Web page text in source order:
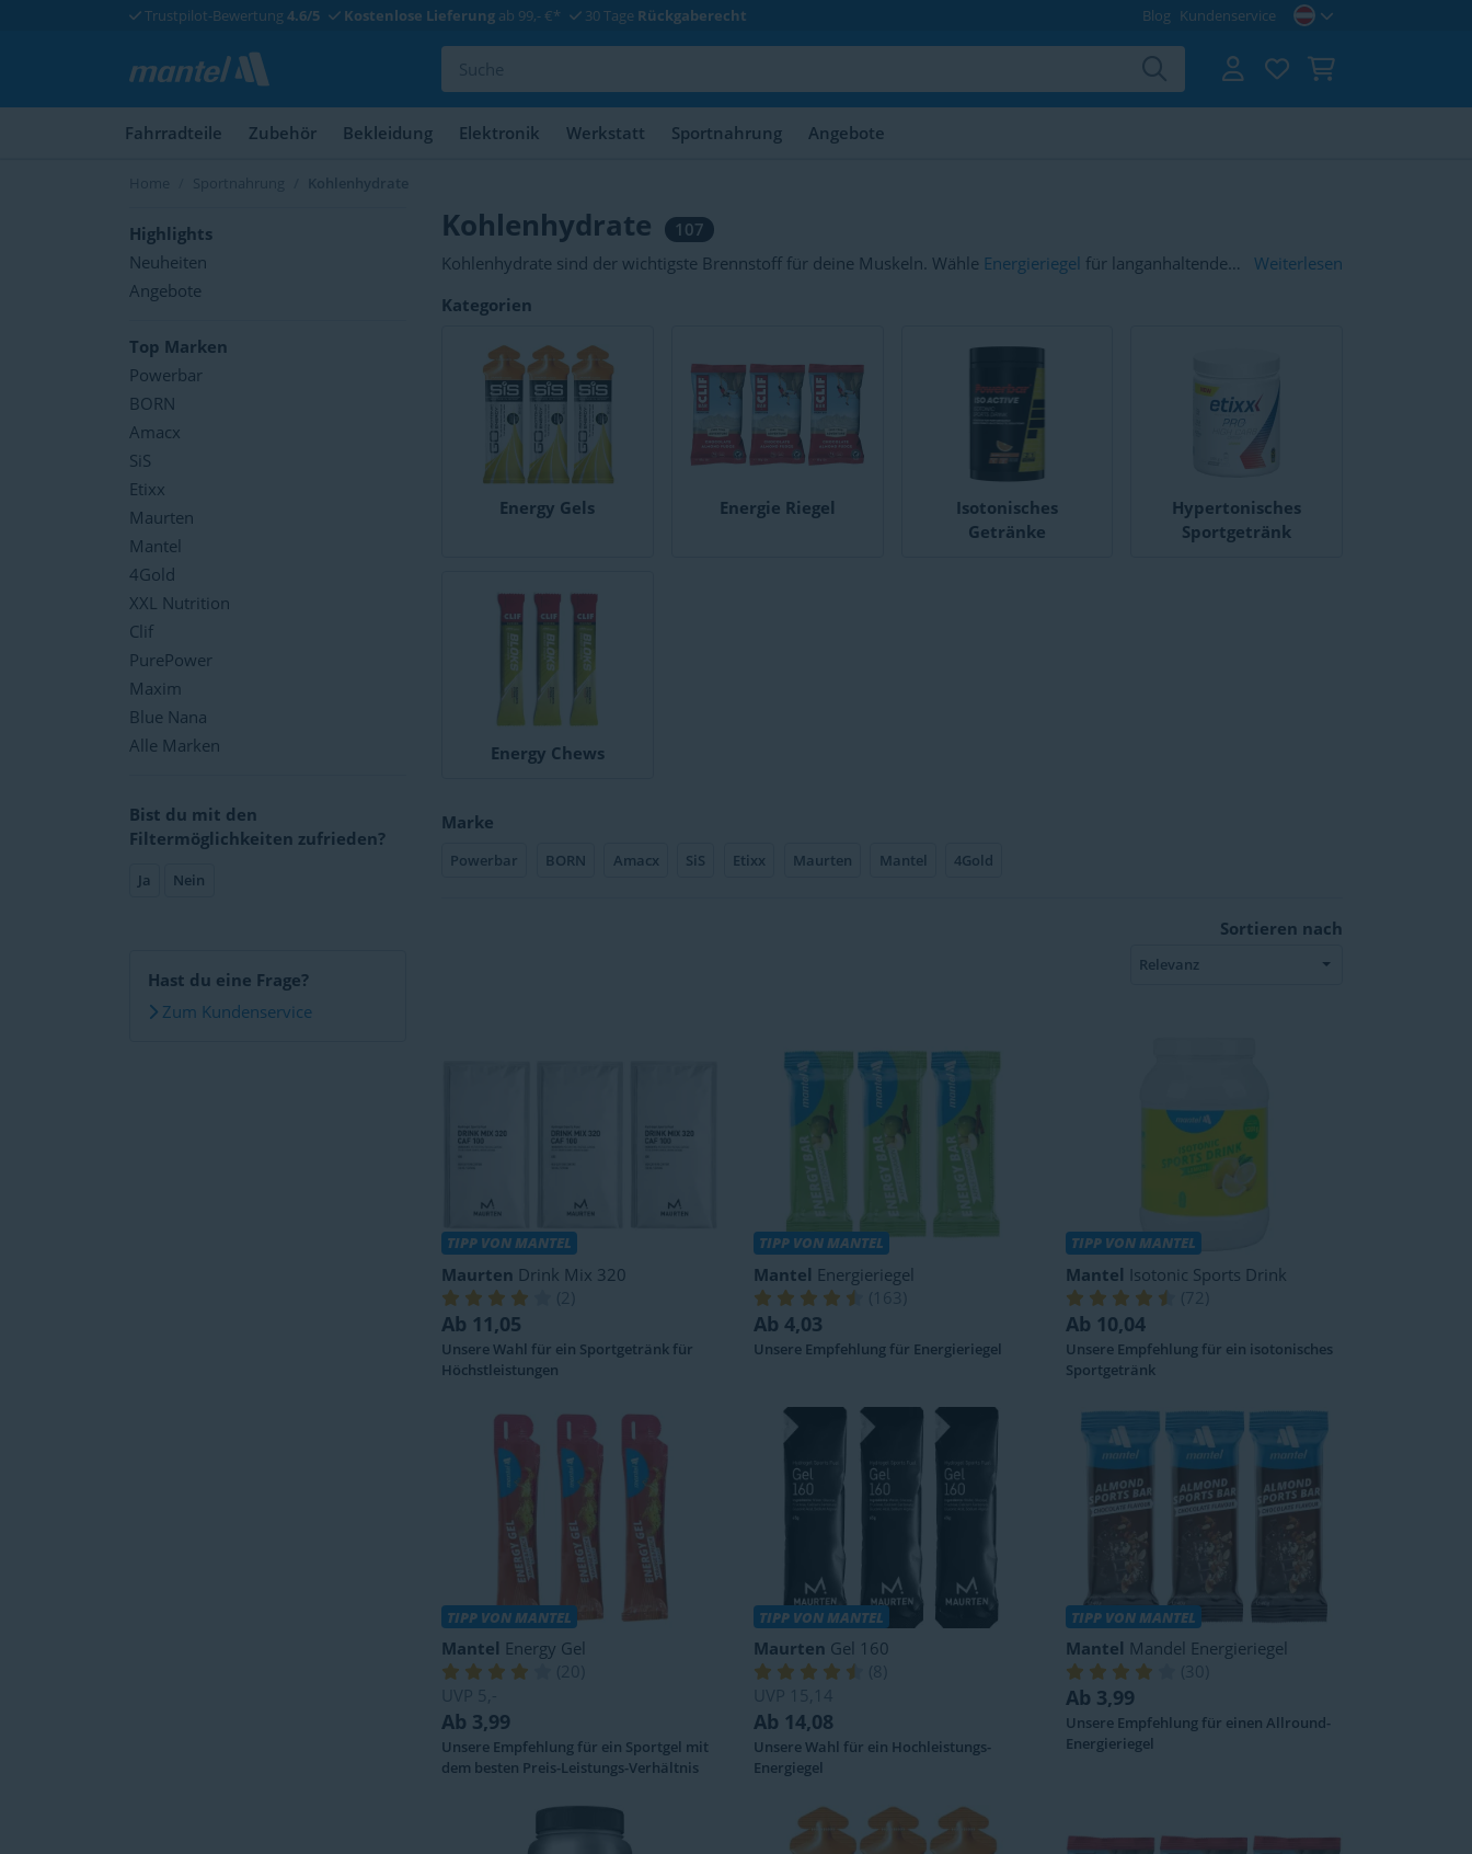
Trustpilot-Bewertung 4.6/5 Kostenlose Lieferung ab 99,- €* 30 Tage Rückgaberecht Blog Kundenservice
Fahrradteile Zubehör Bekleidung Elektronik Werkstatt Sportnahrung Angebote
Home Sportnahrung Kohlenhydrate
Highlights
Neuheiten
Angebote
Top Marken
Powerbar
BORN
Amacx
SiS
Etixx
Maurten
Mantel
4Gold
XXL Nutrition
Clif
PurePower
Maxim
Blue Nana
Alle Marken
Bist du mit den
Filtermöglichkeiten zufrieden?
Ja Nein
Hast du eine Frage?
Zum Kundenservice
Kohlenhydrate
107
Kohlenhydrate sind der wichtigste Brennstoff für deine Muskeln. Wähle Energieriegel für langanhaltende
isotoneund hypertone Sportgetränke sowohl Energie als auch Flüssigkeitshaushalt aufrecht.
Weiterlesen
Kategorien
Energy Gels Energie Riegel
Isotonisches
Getränke
Hypertonisches
Sportgetränk
Energy Chews
Marke
Powerbar BORN Amacx SiS Etixx Maurten Mantel 4Gold
Sortieren nach
TIPP VON MANTEL
Maurten Drink Mix 320
( 2
Ab 11,05
Unsere Wahl für ein Sportgetränk für
Höchstleistungen
TIPP VON MANTEL
Mantel Energieriegel
( 163
Ab 4,03
Unsere Empfehlung für Energieriegel
TIPP VON MANTEL
Mantel Isotonic Sports Drink
(72
Ab 10,04
Unsere Empfehlung für ein isotonisches
Sportgetränk
TIPP VON MANTEL
Mantel Energy Gel
(20
UVP 5,-
Ab 3,99
Unsere Empfehlung für ein Sportgel mit
dem besten Preis-Leistungs-Verhältnis
TIPP VON MANTEL
Maurten Gel 160
(8
UVP
15,14
Ab 14,08
Unsere Wahl für ein Hochleistungs-
Energiegel
TIPP VON MANTEL
Mantel Mandel Energieriegel
( 30
Ab 3,99
Unsere Empfehlung für einen Allround-
Energieriegel